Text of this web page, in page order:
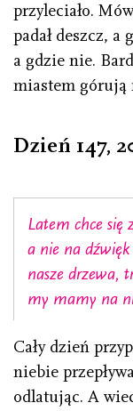
przyleciało.
padał deszcz, a
a gdzie nie.
miastem górują
Dzień 147,
Latem chce się
a nie na dźwięk
nasze drzewa,
my mamy na
Cały dzień
niebie
odlatując. A